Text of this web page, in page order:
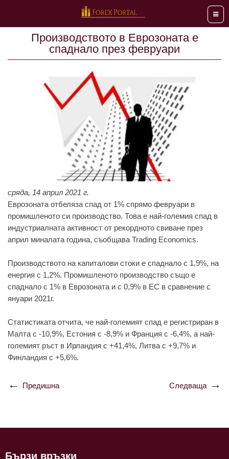
Меню
Производството в Еврозоната е
спаднало през февруари
сряда, 14 април 2021 г.
Еврозоната отбеляза спад от 1% спрямо февруари в
промишленото си производство. Това е най-големия спад в
индустриалната активност от рекордното свиване през
април миналата година, съобщава Trading Economics.
Производството на капиталови стоки е спаднало с 1,9%, на
енергия с 1,2%. Промишленото производство също е
спаднало с 1% в Еврозоната и с 0,9% в ЕС в сравнение с
януари 2021г.
Статистиката отчита, че най-големият спад е регистриран в
Малта с -10,9%, Естония с -8,9% и Франция с -6,4%, а най-
големият ръст в Ирландия с +41,4%, Литва с +9,7% и
Финландия с +5,6%.
Навигация
Предишна Следваща
Бързи връзки